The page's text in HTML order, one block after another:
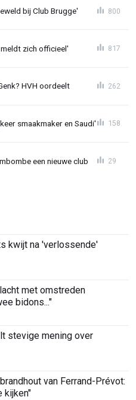
bij Club Brugge' 800
zich officieel' 817
HVH oordeelt 262
smaakmaker en Saudi' 158
een nieuwe club 29
kwijt na 'verlossende'
met omstreden
bidons..."
stevige mening over
van Ferrand-Prévot:
kijken"